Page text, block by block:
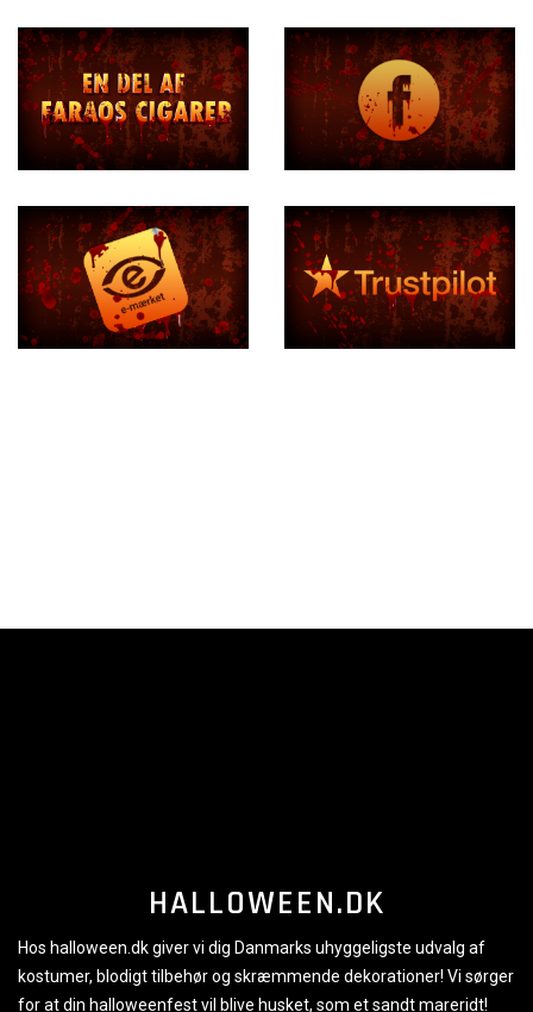
HALLOWEEN.DK
Hos halloween.dk giver vi dig Danmarks uhyggeligste udvalg af
kostumer, blodigt tilbehør og skræmmende dekorationer! Vi sørger
for at din halloweenfest vil blive husket, som et sandt mareridt!